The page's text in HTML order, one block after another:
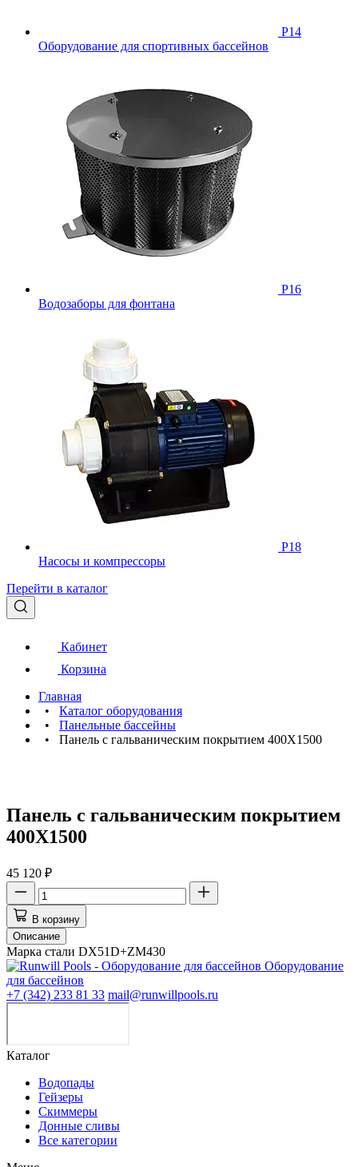
Р14
Оборудование для спортивных бассейнов
Р16
Водозаборы для фонтана
Р18
Насосы и компрессоры
Перейти в каталог
Кабинет
Корзина
Главная
• Каталог оборудования
• Панельные бассейны
• Панель с гальваническим покрытием 400X1500
Панель с гальваническим покрытием
400X1500
45 120 ₽
В корзину
Описание
Марка стали DX51D+ZM430
Оборудование
для бассейнов
+7 (342) 233 81 33 mail@runwillpools.ru
Каталог
Водопады
Гейзеры
Скиммеры
Донные сливы
Все категории